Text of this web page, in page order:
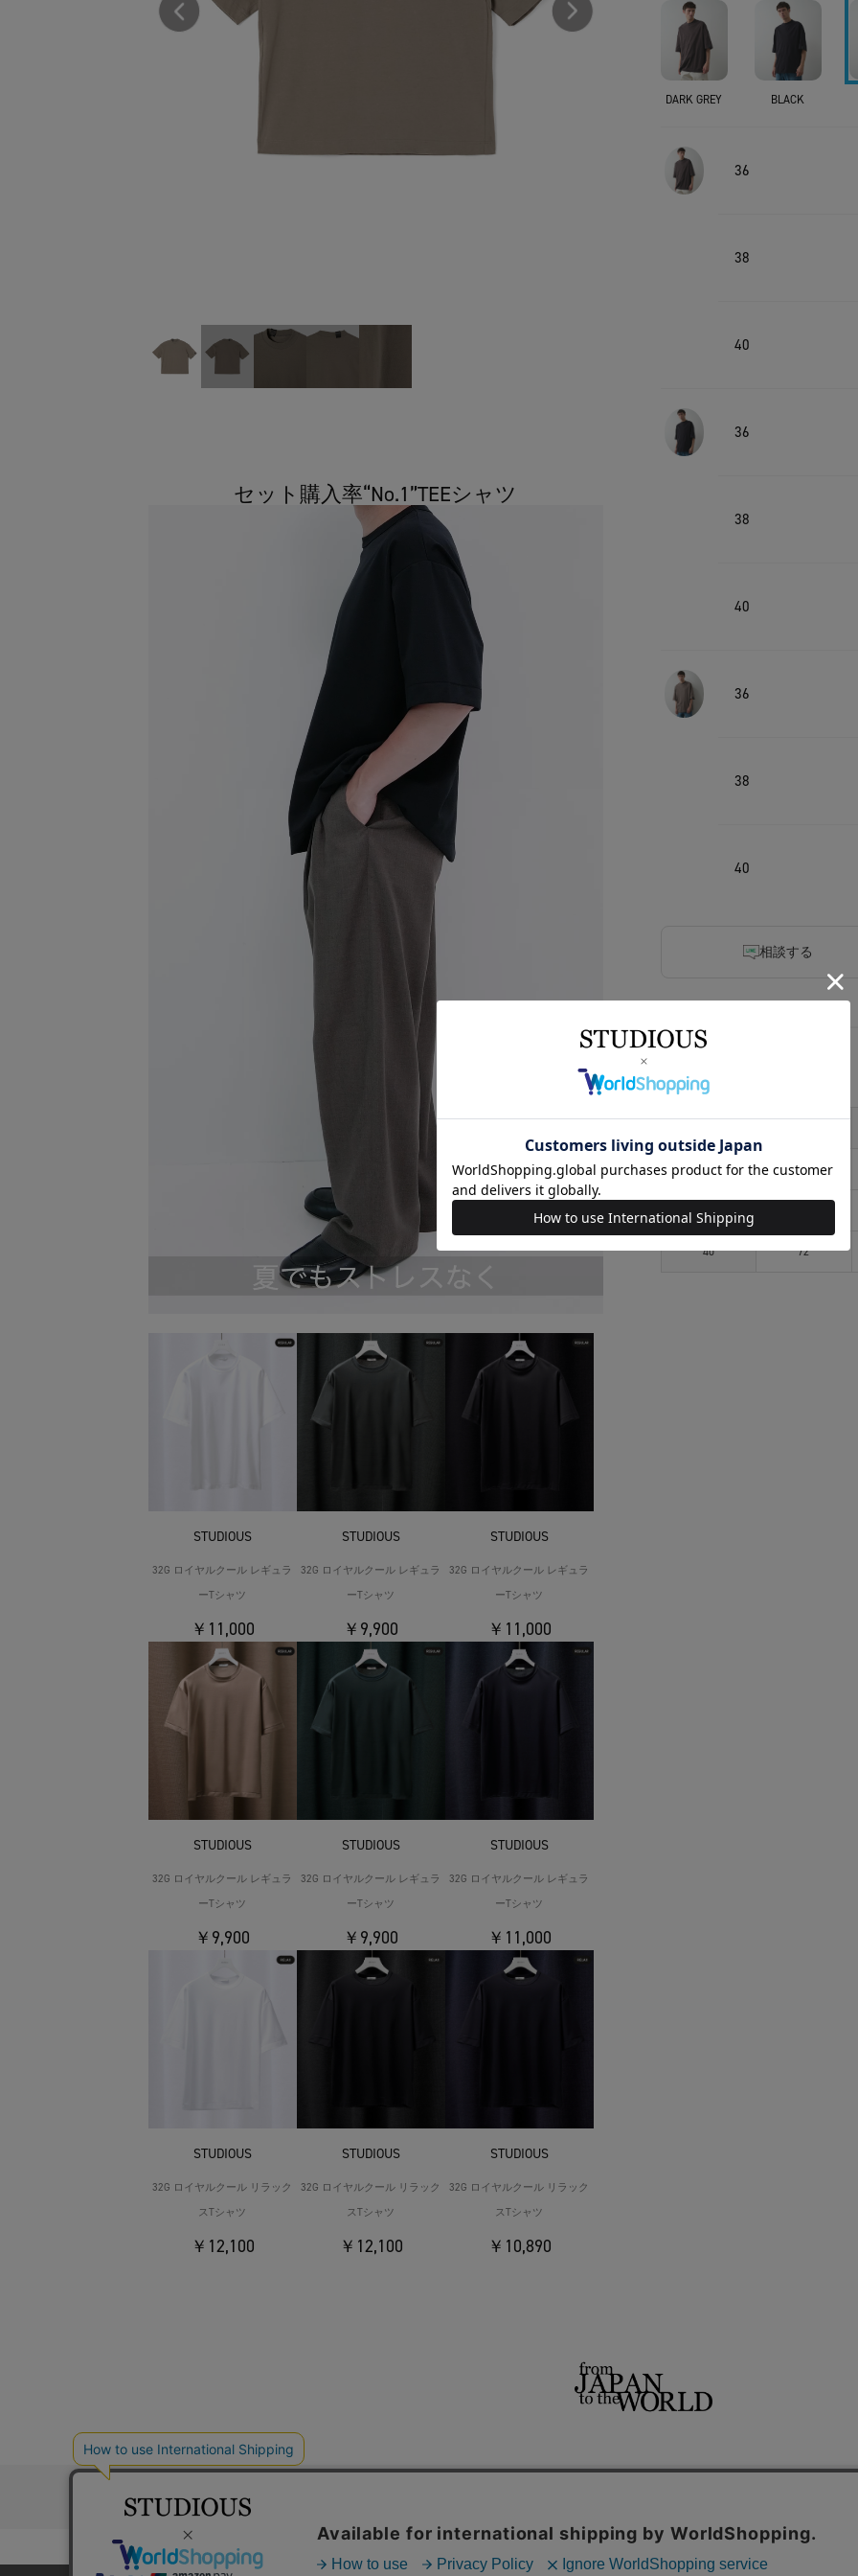
セット購入率“No.1”TEEシャツ
STUDIOUS
32G ロイヤルクール レギュラ
ーTシャツ
￥11,000
STUDIOUS
32G ロイヤルクール レギュラ
ーTシャツ
￥9,900
STUDIOUS
32G ロイヤルクール レギュラ
ーTシャツ
￥11,000
STUDIOUS
32G ロイヤルクール レギュラ
ーTシャツ
￥9,900
STUDIOUS
32G ロイヤルクール レギュラ
ーTシャツ
￥9,900
STUDIOUS
32G ロイヤルクール レギュラ
ーTシャツ
￥11,000
STUDIOUS
32G ロイヤルクール リラック
スTシャツ
￥12,100
STUDIOUS
32G ロイヤルクール リラック
スTシャツ
￥12,100
STUDIOUS
32G ロイヤルクール リラック
スTシャツ
￥10,890
DARK GREY BLACK
36
38
40
36
38
40
36
38
40
相談する
36 68
38
40 72
コーポレートサイト 採用サイト THE TOKYO CONZ UNITED TOKYO PUBLIC TOKYO